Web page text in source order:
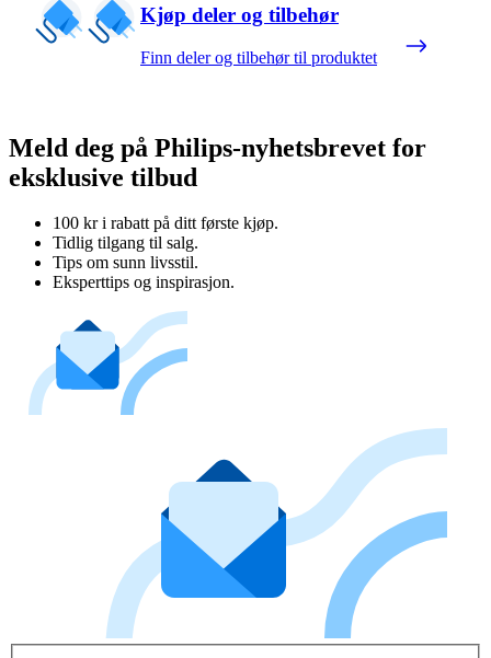
Kjøp deler og tilbehør
Finn deler og tilbehør til produktet
Meld deg på Philips-nyhetsbrevet for
eksklusive tilbud
100 kr i rabatt på ditt første kjøp.
Tidlig tilgang til salg.
Tips om sunn livsstil.
Eksperttips og inspirasjon.